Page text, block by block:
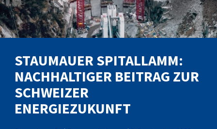
STAUMAUER SPITALLAMM:
NACHHALTIGER BEITRAG ZUR
SCHWEIZER
ENERGIEZUKUNFT